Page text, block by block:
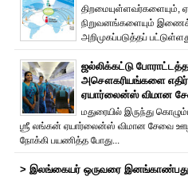
திறமையுள்ளவர்களையும்,
நிறுவனங்களையும்
அறிமுகப்படுத்தப்
ஜல்லிக்கட்டு
அசௌகரியங்களை
ஏயார்லைன்ஸ் விமான
மதுரையில் இருந்து
ஶ்ரீ லங்கன் ஏயார்லைன்ஸ் விமான சேவை
நோக்கி பயணித்த போது...
> இலங்கையர் ஒருவரை இனங்காண்பது